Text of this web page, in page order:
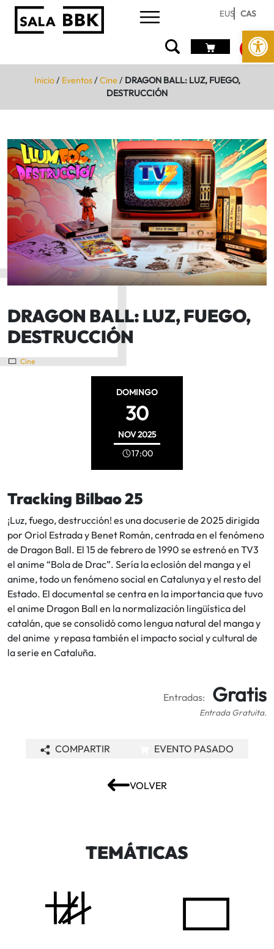
Abrir
EUS CAS
Inicio/ Eventos/Cine/ DRAGON BALL: LUZ, FUEGO,
DESTRUCCIÓN
DRAGON BALL: LUZ, FUEGO,
DESTRUCCIÓN
Cine
DOMINGO
30
NOV2025
17:00
Tracking Bilbao 25
¡Luz, fuego, destrucción! es una docuserie de 2025 dirigida
por Oriol Estrada y Benet Román, centrada en el fenómeno
de Dragon Ball. El 15 de febrero de 1990 se estrenó en TV3
el anime “Bola de Drac”. Sería la eclosión del manga y el
anime, todo un fenómeno social en Catalunya y el resto del
Estado. El documental se centra en la importancia que tuvo
el anime Dragon Ball en la normalización lingüística del
catalán, que se consolidó como lengua natural del manga y
del anime y repasa también el impacto social y cultural de
la serie en Cataluña.
Entradas: Gratis
Entrada Gratuita.
VOLVER
COMPARTIR EVENTO PASADO
TEMÁTICAS